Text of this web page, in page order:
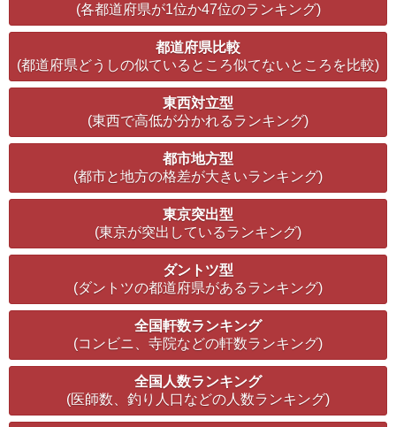
(各都道府県が1位か47位のランキング)
都道府県比較
(都道府県どうしの似ているところ似てないところを比較)
東西対立型
(東西で高低が分かれるランキング)
都市地方型
(都市と地方の格差が大きいランキング)
東京突出型
(東京が突出しているランキング)
ダントツ型
(ダントツの都道府県があるランキング)
全国軒数ランキング
(コンビニ、寺院などの軒数ランキング)
全国人数ランキング
(医師数、釣り人口などの人数ランキング)